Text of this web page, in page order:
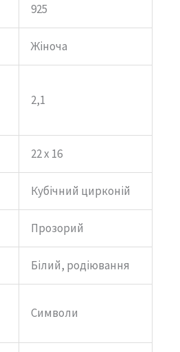
925
Жіноча
2,1
22 х 16
Кубічний цирконій
Прозорий
Білий, родіювання
Символи